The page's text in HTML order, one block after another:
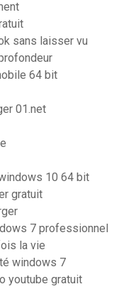
sans laisser vu
64 bit
01.net
10 64 bit
gratuit
7 professionnel
la vie
windows 7
youtube gratuit